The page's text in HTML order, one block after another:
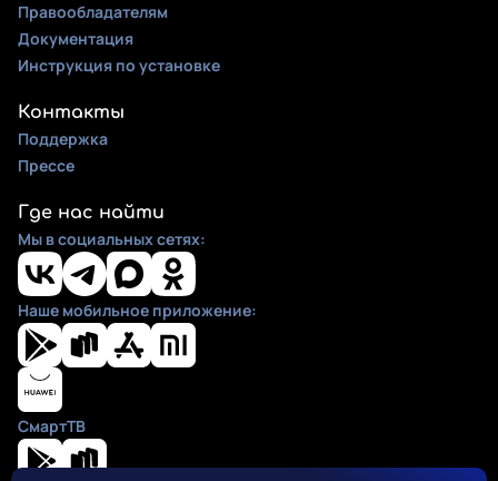
Правообладателям
Документация
Инструкция по установке
Контакты
Поддержка
Прессе
Где нас найти
Мы в социальных сетях:
Наше мобильное приложение:
СмартТВ